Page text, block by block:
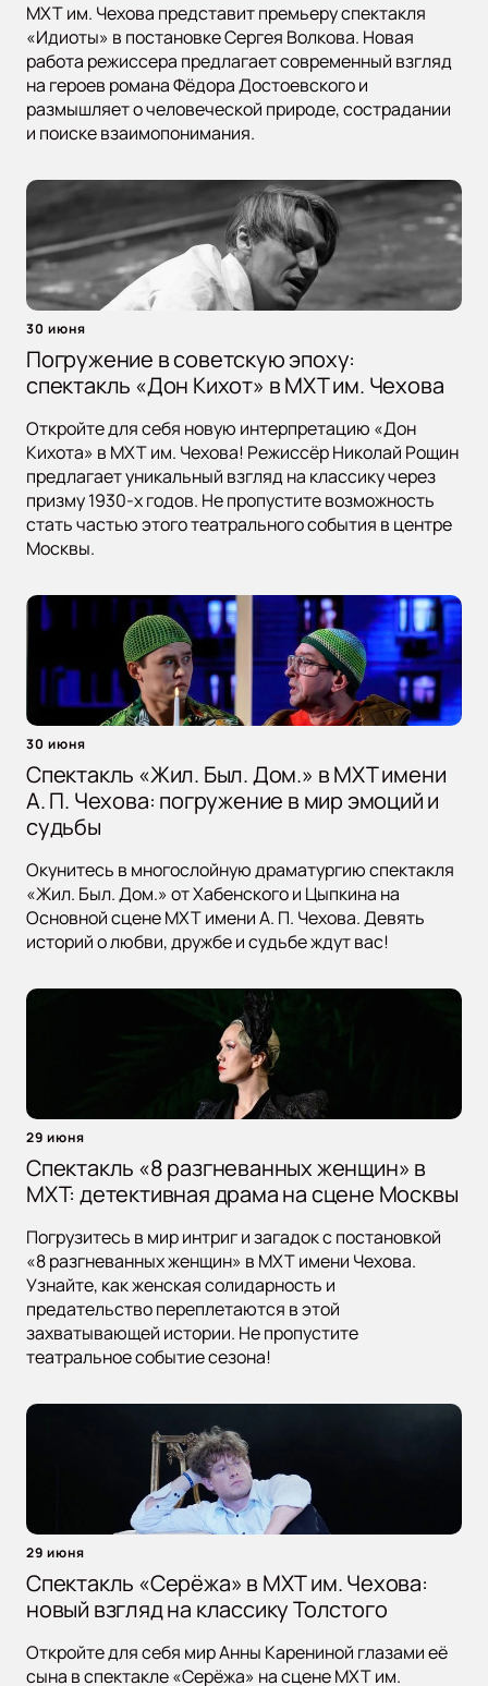
МХТ им. Чехова представит премьеру спектакля
«Идиоты» в постановке Сергея Волкова. Новая
работа режиссера предлагает современный взгляд
на героев романа Фёдора Достоевского и
размышляет о человеческой природе, сострадании
и поиске взаимопонимания.
30 июня
Погружение в советскую эпоху:
спектакль «Дон Кихот» в МХТ им. Чехова
Откройте для себя новую интерпретацию «Дон
Кихота» в МХТ им. Чехова! Режиссёр Николай Рощин
предлагает уникальный взгляд на классику через
призму 1930-х годов. Не пропустите возможность
стать частью этого театрального события в центре
Москвы.
30 июня
Спектакль «Жил. Был. Дом.» в МХТ имени
А. П. Чехова: погружение в мир эмоций и
судьбы
Окунитесь в многослойную драматургию спектакля
«Жил. Был. Дом.» от Хабенского и Цыпкина на
Основной сцене МХТ имени А. П. Чехова. Девять
историй о любви, дружбе и судьбе ждут вас!
29 июня
Спектакль «8 разгневанных женщин» в
МХТ: детективная драма на сцене Москвы
Погрузитесь в мир интриг и загадок с постановкой
«8 разгневанных женщин» в МХТ имени Чехова.
Узнайте, как женская солидарность и
предательство переплетаются в этой
захватывающей истории. Не пропустите
театральное событие сезона!
29 июня
Спектакль «Серёжа» в МХТ им. Чехова:
новый взгляд на классику Толстого
Откройте для себя мир Анны Карениной глазами её
сына в спектакле «Серёжа» на сцене МХТ им.